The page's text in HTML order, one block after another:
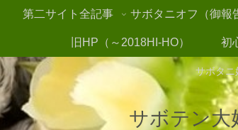
サボタニ
サボテン大
第二サイト全記事
旧HP（～2018HI-HO） 初